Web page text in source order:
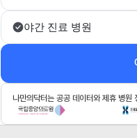
야간 진료 병원
나만의닥터는 공공 데이터와 제휴 병원